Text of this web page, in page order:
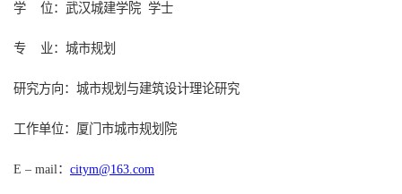
学 位：武汉城建学院 学士
专 业：城市规划
研究方向：城市规划与建筑设计理论研究
工作单位：厦门市城市规划院
E – mail： citym@163.com